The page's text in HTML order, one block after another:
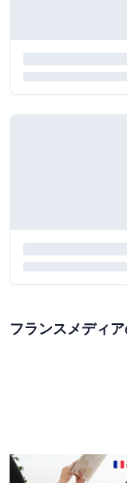
フランスメディ